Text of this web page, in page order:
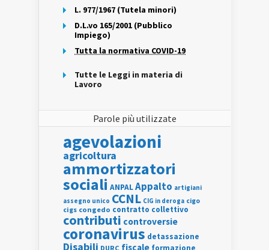
L. 977/1967 (Tutela minori)
D.L.vo 165/2001 (Pubblico
Impiego)
Tutta la normativa COVID-19
Tutte le Leggi in materia di
Lavoro
Parole più utilizzate
agevolazioni
agricoltura
ammortizzatori
sociali ANPALAppalto artigiani
assegno unico CCNL CIG in deroga cigo
cigs congedo contratto collettivo
contributi controversie
coronavirus detassazione
Disabili DURC fiscale formazione